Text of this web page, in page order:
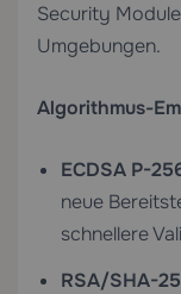
Security
Umgebungen.
Algorithmus-
ECDSA P-
neue
schnellere
RSA/SHA-